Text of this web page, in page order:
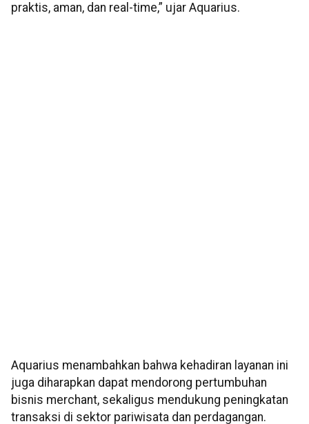
praktis, aman, dan real-time,” ujar Aquarius.
Aquarius menambahkan bahwa kehadiran layanan ini
juga diharapkan dapat mendorong pertumbuhan
bisnis merchant, sekaligus mendukung peningkatan
transaksi di sektor pariwisata dan perdagangan.